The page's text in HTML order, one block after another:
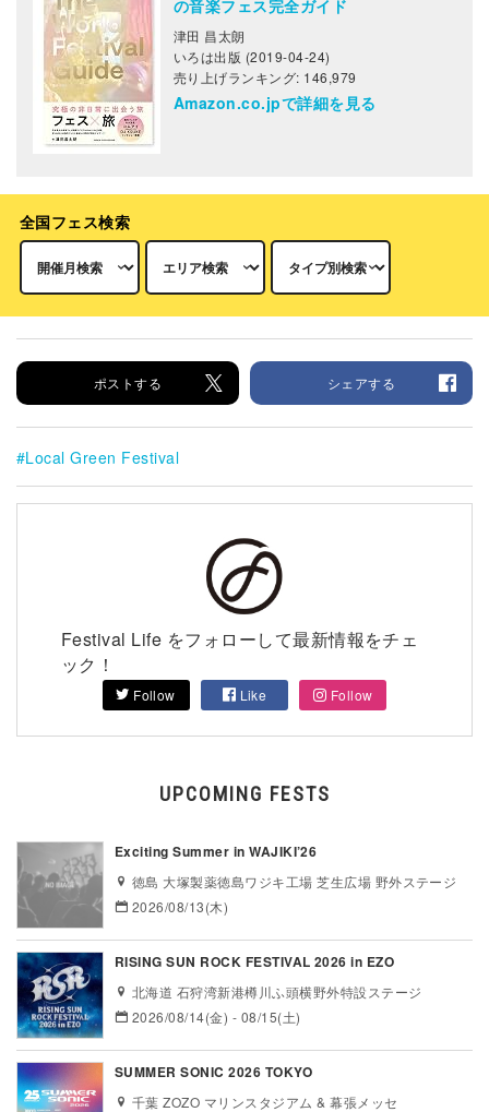
の音楽フェス完全ガイド
津田 昌太朗
いろは出版 (2019-04-24)
売り上げランキング: 146,979
Amazon.co.jpで詳細を見る
全国フェス検索
ポストする シェアする
Local Green Festival
Festival Life をフォローして最新情報をチェ
ック！
Follow Like Follow
UPCOMING FESTS
Exciting Summer in WAJIKI’26
徳島 大塚製薬徳島ワジキ工場 芝生広場 野外ステージ
2026/08/13(木)
RISING SUN ROCK FESTIVAL 2026 in EZO
北海道 石狩湾新港樽川ふ頭横野外特設ステージ
2026/08/14(金) - 08/15(土)
SUMMER SONIC 2026 TOKYO
千葉 ZOZO マリンスタジアム & 幕張メッセ